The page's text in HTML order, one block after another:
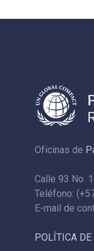
Oficinas de
Calle 93 No.
Teléfono:
E-mail de
POLÍTICA